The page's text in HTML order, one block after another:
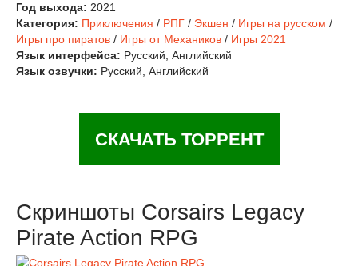
Год выхода: 2021
Категория: Приключения / РПГ / Экшен / Игры на русском /
Игры про пиратов / Игры от Механиков / Игры 2021
Язык интерфейса: Русский, Английский
Язык озвучки: Русский, Английский
СКАЧАТЬ ТОРРЕНТ
Скриншоты Corsairs Legacy
Pirate Action RPG